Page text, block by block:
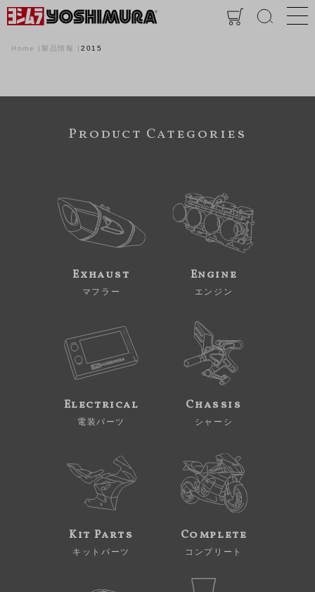
Home 製品情報 2015
Product Categories
Exhaust
マフラー
Engine
エンジン
Electrical
電装パーツ
Chassis
シャーシ
Kit Parts
キットパーツ
Complete
コンプリート